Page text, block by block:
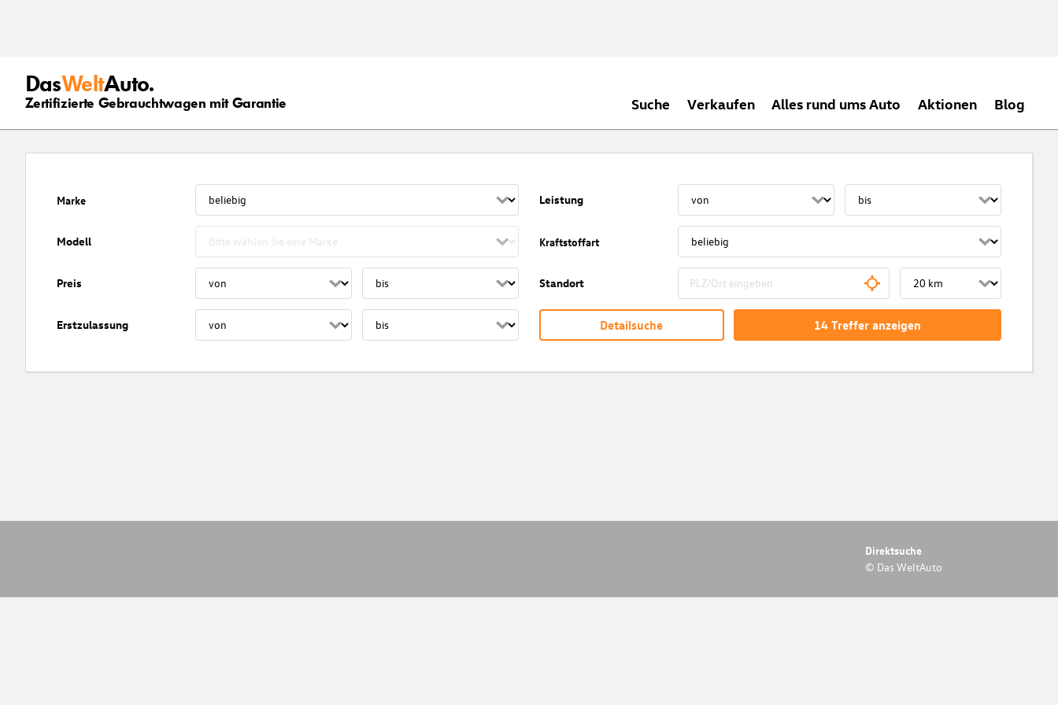
DasWeltAuto.
Zertifizierte Gebrauchtwagen mit Garantie Suche Verkaufen Alles rund ums Auto Aktionen Blog
Marke
Modell
Preis
Erstzulassung
Leistung
Kraftstoffart
Standort
Detailsuche 14Treffer anzeigen
Direktsuche
© Das WeltAuto